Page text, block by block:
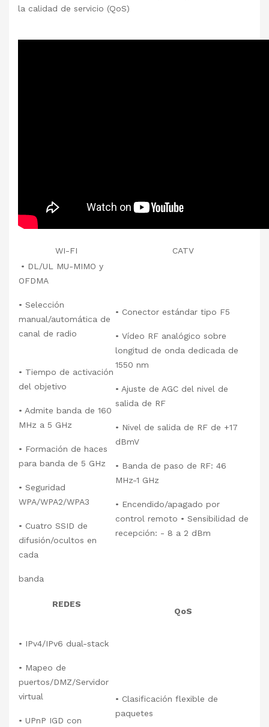
la calidad de servicio (QoS)
WI-FI
CATV
• DL/UL MU-MIMO y
OFDMA
• Selección
manual/automática de
canal de radio
• Tiempo de activación
del objetivo
• Admite banda de 160
MHz a 5 GHz
• Formación de haces
para banda de 5 GHz
• Seguridad
WPA/WPA2/WPA3
• Cuatro SSID de
difusión/ocultos en
cada
banda
• Conector estándar tipo F5
• Vídeo RF analógico sobre
longitud de onda dedicada de
1550 nm
• Ajuste de AGC del nivel de
salida de RF
• Nivel de salida de RF de +17
dBmV
• Banda de paso de RF: 46
MHz-1 GHz
• Encendido/apagado por
control remoto • Sensibilidad de
recepción: - 8 a 2 dBm
REDES
QoS
• IPv4/IPv6 dual-stack
• Mapeo de
puertos/DMZ/Servidor
virtual
• UPnP IGD con
• Clasificación flexible de
paquetes